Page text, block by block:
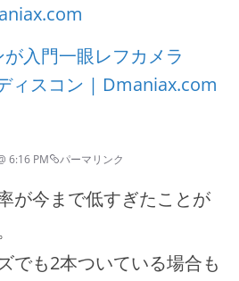
が入門一眼レフカメラ
ィスコン | Dmaniax.com
6:16 PM パーマリンク
が今まで低すぎたことが
でも2本ついている場合も